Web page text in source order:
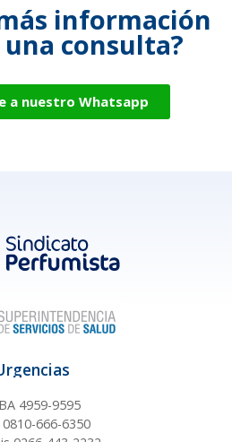
información
consulta?
a nuestro Whatsapp
4959-9595
0810-666-6350